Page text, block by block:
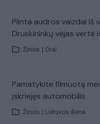
Plinta audros vaizdai iš
Druskininkų vėjas vertė
Žinios Orai
Pamatykite filmuotą
įskriejęs automobilis
Žinios Lietuvos diena